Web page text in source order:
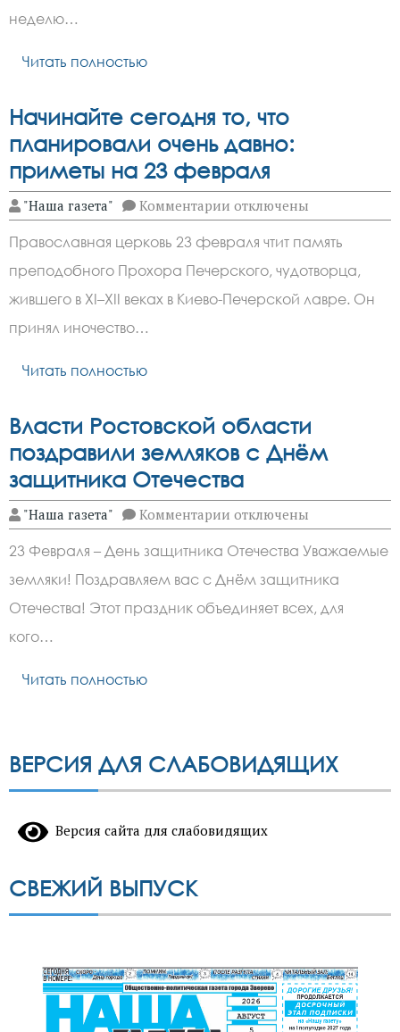
и
радио
неделю…
Читать полностью
Начинайте сегодня то, что
планировали очень давно:
приметы на 23 февраля
"Наша газета" Комментарии к
записи
сегодня
то,
что
планировали
очень
отключены
Православная церковь 23 февраля чтит память
преподобного Прохора Печерского, чудотворца,
жившего в XI–XII веках в Киево-Печерской лавре. Он
принял иночество…
Читать полностью
Власти Ростовской области
поздравили земляков с Днём
защитника Отечества
"Наша газета" Комментарии к
записи
Власти
Ростовской
области
поздравили
земляков
с
отключены
23 Февраля – День защитника Отечества Уважаемые
земляки! Поздравляем вас с Днём защитника
Отечества! Этот праздник объединяет всех, для
кого…
Читать полностью
ВЕРСИЯ ДЛЯ СЛАБОВИДЯЩИХ
Версия сайта для слабовидящих
СВЕЖИЙ ВЫПУСК